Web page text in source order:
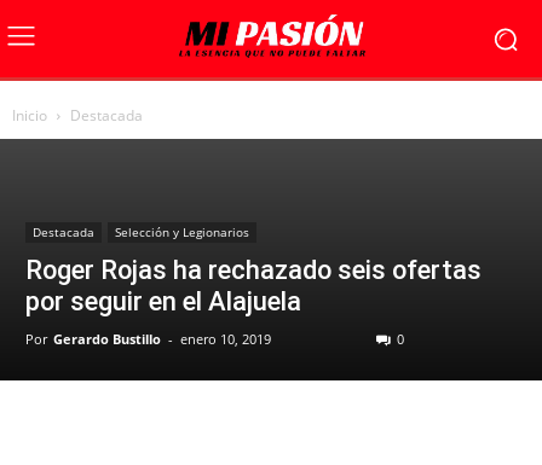
Inicio Destacada
Destacada Selección y Legionarios
Roger Rojas ha rechazado seis ofertas
por seguir en el Alajuela
Por Gerardo Bustillo - enero 10, 2019 0